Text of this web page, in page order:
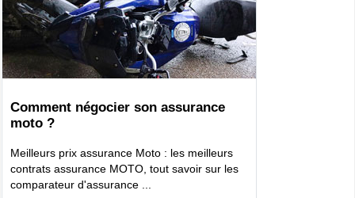
Comment négocier son assurance
moto ?
Meilleurs prix assurance Moto : les meilleurs
contrats assurance MOTO, tout savoir sur les
comparateur d'assurance ...